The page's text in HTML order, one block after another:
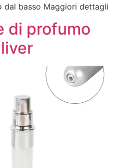
dal basso Maggiori dettagli
di profumo